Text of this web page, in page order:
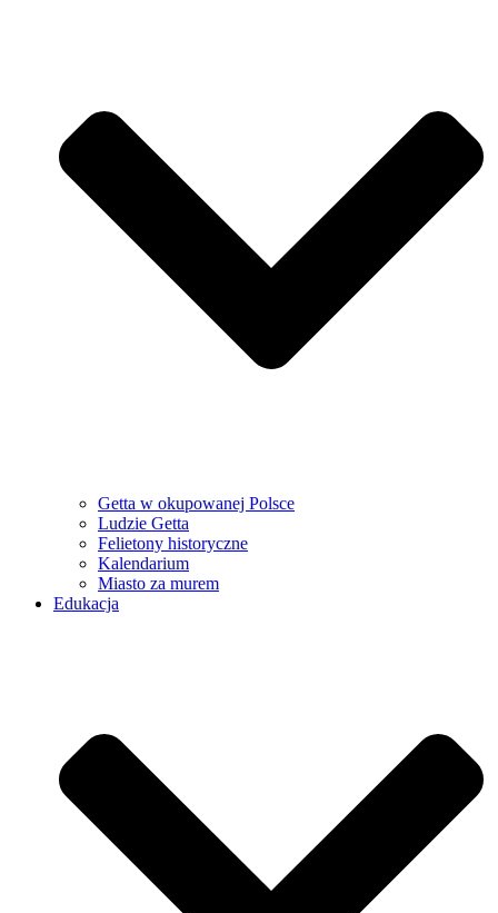
Getta w okupowanej Polsce
Ludzie Getta
Felietony historyczne
Kalendarium
Miasto za murem
Edukacja